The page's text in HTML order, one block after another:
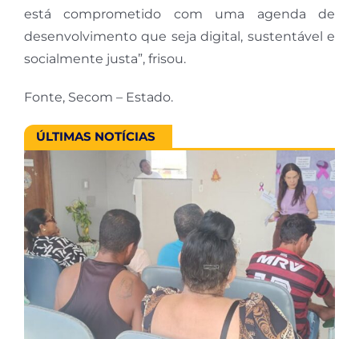
está comprometido com uma agenda de
desenvolvimento que seja digital, sustentável e
socialmente justa”, frisou.
Fonte, Secom – Estado.
ÚLTIMAS NOTÍCIAS